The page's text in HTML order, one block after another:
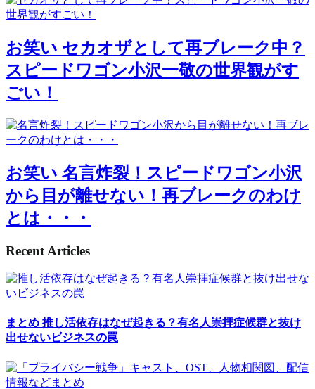
お笑い セカオザとして再ブレーク中？
スピードワゴン小沢一敬の世界観がす
ごい！
お笑い 名言炸裂！スピードワゴン小沢
から目が離せない！再ブレークのわけ
とは・・・
Recent Articles
まとめ 推し活依存はなぜ起きる？有名人崇拝症候群と抜け
出せないビジネスの罠